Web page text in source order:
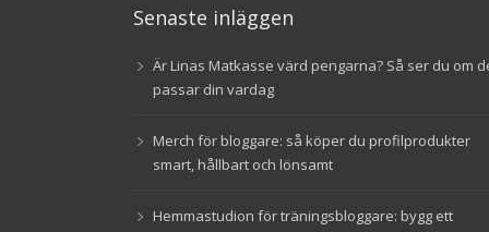
Senaste inläggen
Är Linas Matkasse värd pengarna? Så ser du om
passar din vardag
Merch för bloggare: så köper du profilprodukter
smart, hållbart och lönsamt
Hemmastudion för träningsbloggare: bygg ett